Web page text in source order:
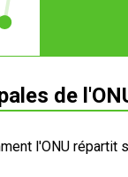
de
l'ONU